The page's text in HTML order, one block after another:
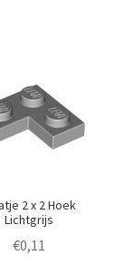
2 x 2 Hoek
Lichtgrijs
€0,11